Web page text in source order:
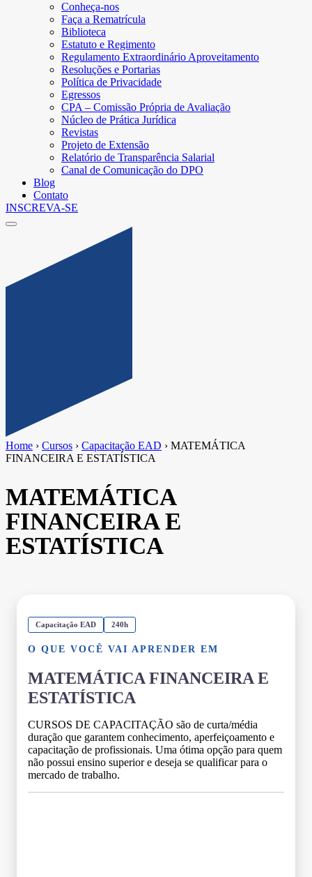
Conheça-nos
Faça a Rematrícula
Biblioteca
Estatuto e Regimento
Regulamento Extraordinário Aproveitamento
Resoluções e Portarias
Política de Privacidade
Egressos
CPA – Comissão Própria de Avaliação
Núcleo de Prática Jurídica
Revistas
Projeto de Extensão
Relatório de Transparência Salarial
Canal de Comunicação do DPO
Blog
Contato
INSCREVA-SE
Home › Cursos › Capacitação EAD › MATEMÁTICA
FINANCEIRA E ESTATÍSTICA
MATEMÁTICA
FINANCEIRA E
ESTATÍSTICA
Capacitação EAD 240h
O QUE VOCÊ VAI APRENDER EM
MATEMÁTICA FINANCEIRA E
ESTATÍSTICA
CURSOS DE CAPACITAÇÃO são de curta/média
duração que garantem conhecimento, aperfeiçoamento e
capacitação de profissionais. Uma ótima opção para quem
não possui ensino superior e deseja se qualificar para o
mercado de trabalho.